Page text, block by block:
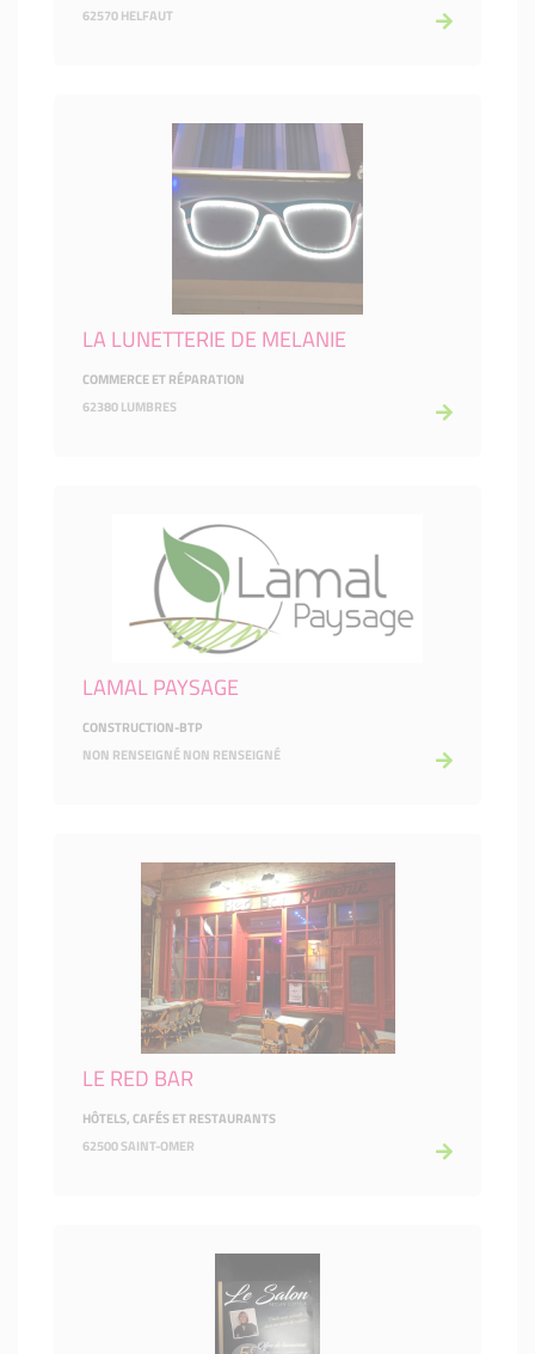
62570 HELFAUT
LA LUNETTERIE DE MELANIE
COMMERCE ET RÉPARATION
62380 LUMBRES
LAMAL PAYSAGE
CONSTRUCTION-BTP
NON RENSEIGNÉ NON RENSEIGNÉ
LE RED BAR
HÔTELS, CAFÉS ET RESTAURANTS
62500 SAINT-OMER